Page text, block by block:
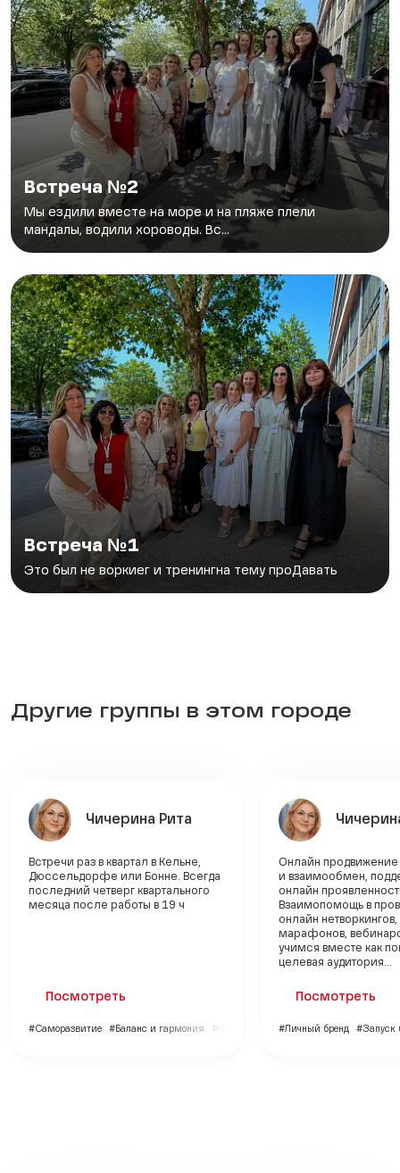
Встреча №2
Мы ездили вместе на море и на пляже плели
мандалы, водили хороводы. Вс...
Встреча №1
Это был не воркиег и тренингна тему проДавать
Другие группы в этом городе
Чичерина Рита
Встречи раз в квартал в Кельне,
Дюссельдорфе или Бонне. Всегда
последний четверг квартального
месяца после работы в 19 ч
Посмотреть
#Саморазвитие #Баланс и гармония #Финансы
Онлайн продвижение
и взаимообмен,
онлайн
Взаимопомощь в
онлайн
марафонов,
учимся вместе как
целевая аудитория...
Посмотреть
#Личный бренд #Запуск